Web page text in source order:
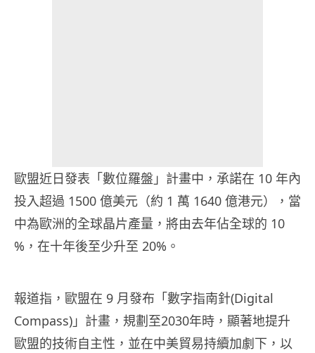
歐盟近日發表「數位羅盤」計畫中，承諾在 10 年內
投入超過 1500 億美元（約 1 萬 1640 億港元），當
中為歐洲的全球晶片產量，將由去年佔全球的 10
%，在十年後至少升至 20%。
報道指，歐盟在 9 月發布「數字指南針(Digital
Compass)」計畫，規劃至2030年時，顯著地提升
歐盟的技術自主性，並在中美貿易持續加劇下，以